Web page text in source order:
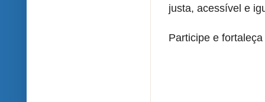
justa, acessível e
Participe e